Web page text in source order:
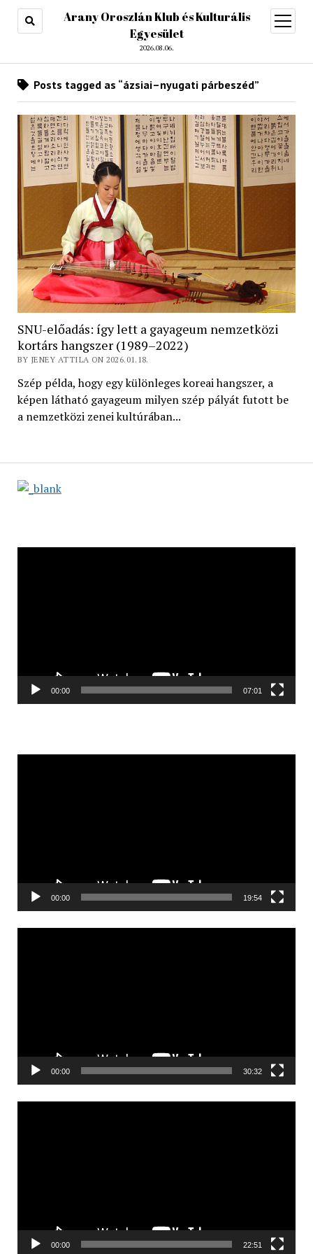
Arany Oroszlán Klub és Kulturális
Egyesület
2026.08.06.
open
menu
00:00 07:01
00:00 19:54
00:00 30:32
00:00 22:51
Posts tagged as “ázsiai–nyugati párbeszéd”
SNU-előadás: így lett a gayageum nemzetközi
kortárs hangszer (1989–2022)
BY JENEY ATTILA ON 2026.01.18.
Szép példa, hogy egy különleges koreai hangszer, a
képen látható gayageum milyen szép pályát futott be
a nemzetközi zenei kultúrában...